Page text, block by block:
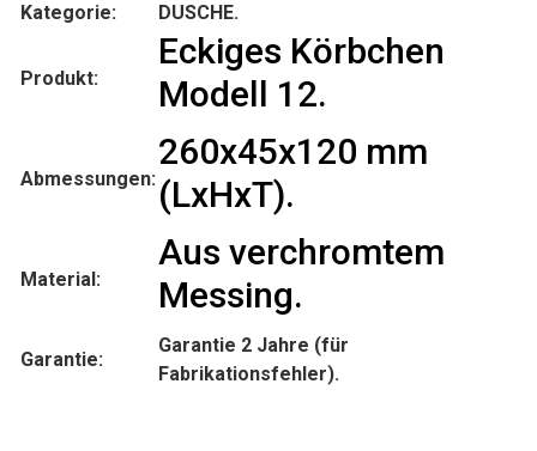
Kategorie: DUSCHE.
Produkt:
Eckiges Körbchen
Modell 12.
Abmessungen:
260x45x120 mm
(LxHxT).
Material:
Aus verchromtem
Messing.
Garantie:
Garantie 2 Jahre (für
Fabrikationsfehler).